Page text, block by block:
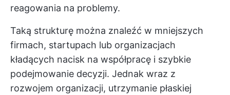
reagowania na problemy.
Taką strukturę można znaleźć w mniejszych
firmach, startupach lub organizacjach
kładących nacisk na współpracę i szybkie
podejmowanie decyzji. Jednak wraz z
rozwojem organizacji, utrzymanie płaskiej